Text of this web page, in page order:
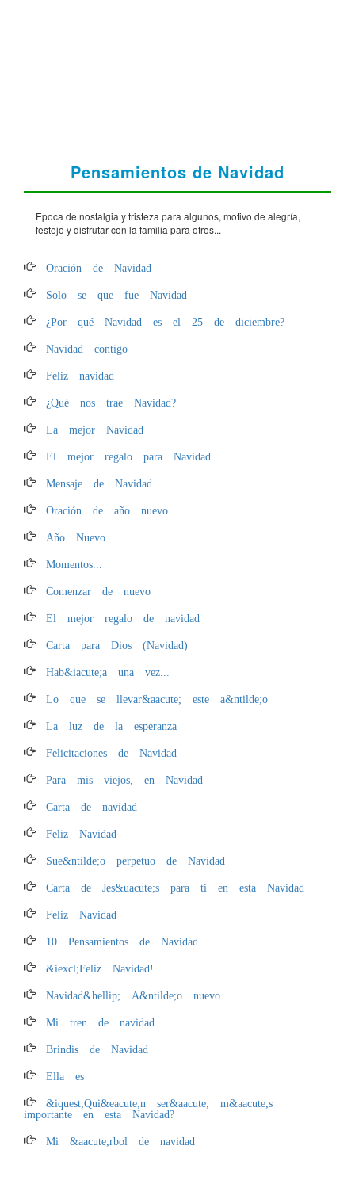
Pensamientos de Navidad
Epoca de nostalgia y tristeza para algunos, motivo de alegría,
festejo y disfrutar con la familia para otros...
Oración de Navidad
Solo se que fue Navidad
¿Por qué Navidad es el 25 de diciembre?
Navidad contigo
Feliz navidad
¿Qué nos trae Navidad?
La mejor Navidad
El mejor regalo para Navidad
Mensaje de Navidad
Oración de año nuevo
Año Nuevo
Momentos...
Comenzar de nuevo
El mejor regalo de navidad
Carta para Dios (Navidad)
Hab&iacute;a una vez...
Lo que se llevar&aacute; este a&ntilde;o
La luz de la esperanza
Felicitaciones de Navidad
Para mis viejos, en Navidad
Carta de navidad
Feliz Navidad
Sue&ntilde;o perpetuo de Navidad
Carta de Jes&uacute;s para ti en esta Navidad
Feliz Navidad
10 Pensamientos de Navidad
&iexcl;Feliz Navidad!
Navidad&hellip; A&ntilde;o nuevo
Mi tren de navidad
Brindis de Navidad
Ella es
&iquest;Qui&eacute;n ser&aacute; m&aacute;s
importante en esta Navidad?
Mi &aacute;rbol de navidad